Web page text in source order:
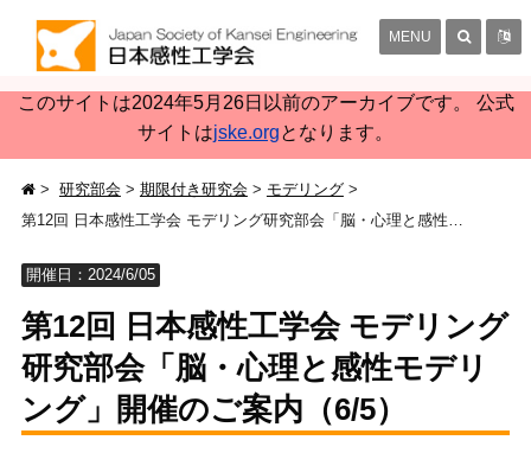
このサイトは2024年5月26日以前のアーカイブです。 公式
サイトはjske.orgとなります。
MENU
研究部会 期限付き研究会
モデリング
第12回 日本感性工学会 モデリング研究部会「脳・心理と感性モデリング」開催のご案内（6/5）
開催日：2024/6/05
第12回 日本感性工学会 モデリング
研究部会「脳・心理と感性モデリ
ング」開催のご案内（6/5）